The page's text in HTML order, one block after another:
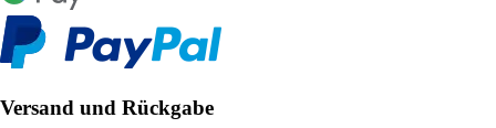
Versand und Rückgabe